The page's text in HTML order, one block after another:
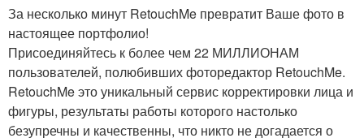
За несколько минут RetouchMe превратит Ваше фото в
настоящее портфолио!
Присоединяйтесь к более чем 22 МИЛЛИОНАМ
пользователей, полюбивших фоторедактор RetouchMe.
RetouchMe это уникальный сервис корректировки лица и
фигуры, результаты работы которого настолько
безупречны и качественны, что никто не догадается о